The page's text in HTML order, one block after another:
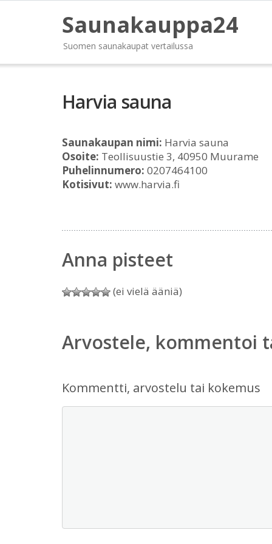
Saunakauppa24
Suomen saunakaupat vertailussa
Harvia sauna
Saunakaupan nimi: Harvia sauna
Osoite: Teollisuustie 3, 40950 Muurame
Puhelinnumero: 0207464100
Kotisivut: www.harvia.fi
Anna pisteet
(ei vielä ääniä)
Arvostele, kommentoi
Kommentti, arvostelu tai kokemus